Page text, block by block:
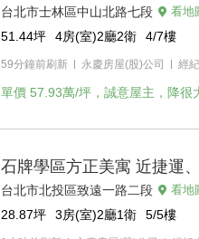
台北市士林區中山北路七段 看地
51.44坪 4房(室)2廳2衛 4/7樓
59分鐘前刷新 永慶房屋(股)公司 經
單價 57.93萬/坪，誠意屋主，降很
石牌學區方正美寓 近捷運
台北市北投區致遠一路二段 看地
28.87坪 3房(室)2廳1衛 5/5樓